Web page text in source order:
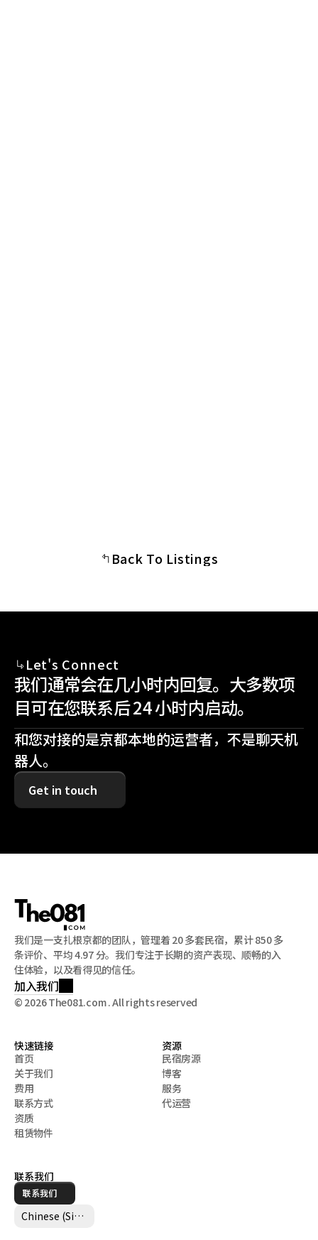
Back To Listings
Let's Connect
我们通常会在几小时内回复。大多数项
目可在您联系后 24 小时内启动。
和您对接的是京都本地的运营者，不是聊天机
器人。
Get in touch
我们是一支扎根京都的团队，管理着 20 多套民宿，累计 850 多
条评价、平均 4.97 分。我们专注于长期的资产表现、顺畅的入
住体验，以及看得见的信任。
加入我们
© 2026 The081.com . All rights reserved
快速链接
首页
首页
关于我们
关于我们
费用
费用
联系方式
联系方式
资质
资质
租赁物件
资源
民宿房源
民宿房源
博客
博客
服务
服务
代运营
联系我们
联系我们
Select LanguageChinese (Simplified)